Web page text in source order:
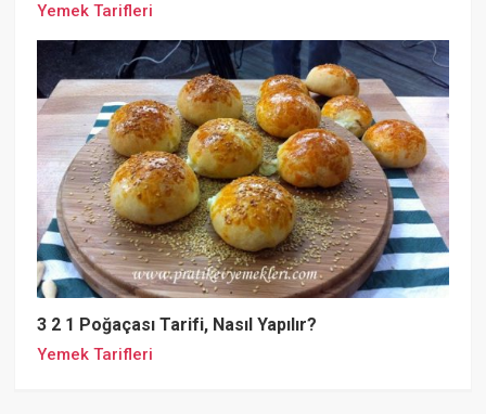
Yemek Tarifleri
3 2 1 Poğaçası Tarifi, Nasıl Yapılır?
Yemek Tarifleri